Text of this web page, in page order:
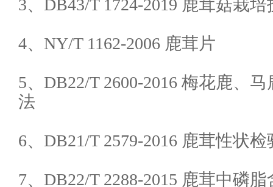
3、DB43/T 1724-2019 鹿茸菇栽
4、NY/T 1162-2006 鹿茸片
5、DB22/T 2600-2016 梅花鹿、
法
6、DB21/T 2579-2016 鹿茸性状
7、DB22/T 2288-2015 鹿茸中磷